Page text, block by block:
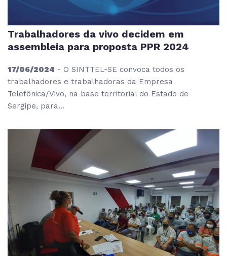
Trabalhadores da vivo decidem em
assembleia para proposta PPR 2024
17/06/2024 - O SINTTEL-SE convoca todos os
trabalhadores e trabalhadoras da Empresa
Telefônica/Vivo, na base territorial do Estado de
Sergipe, para...